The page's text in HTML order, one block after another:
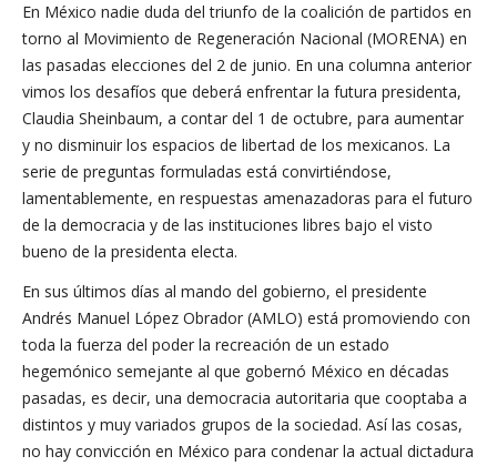
En México nadie duda del triunfo de la coalición de partidos en
torno al Movimiento de Regeneración Nacional (MORENA) en
las pasadas elecciones del 2 de junio. En una columna anterior
vimos los desafíos que deberá enfrentar la futura presidenta,
Claudia Sheinbaum, a contar del 1 de octubre, para aumentar
y no disminuir los espacios de libertad de los mexicanos. La
serie de preguntas formuladas está convirtiéndose,
lamentablemente, en respuestas amenazadoras para el futuro
de la democracia y de las instituciones libres bajo el visto
bueno de la presidenta electa.
En sus últimos días al mando del gobierno, el presidente
Andrés Manuel López Obrador (AMLO) está promoviendo con
toda la fuerza del poder la recreación de un estado
hegemónico semejante al que gobernó México en décadas
pasadas, es decir, una democracia autoritaria que cooptaba a
distintos y muy variados grupos de la sociedad. Así las cosas,
no hay convicción en México para condenar la actual dictadura